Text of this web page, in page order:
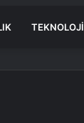
TEKNOLOJI